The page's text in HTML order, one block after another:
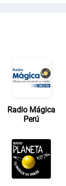
Radio Mágica
Perú